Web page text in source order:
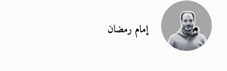
إمام رمضان